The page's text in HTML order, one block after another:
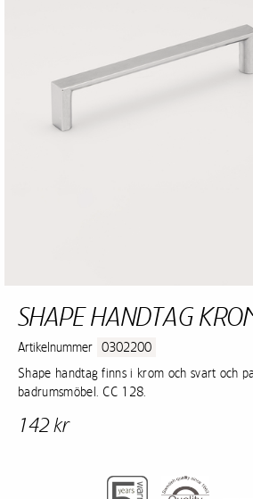
SHAPE HANDTAG
Artikelnummer
0302200
Shape handtag finns i krom och svart och
badrumsmöbel. CC 128.
142 kr